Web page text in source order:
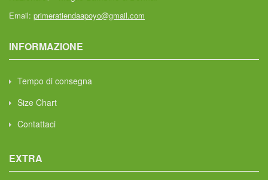
Email: primeratiendaapoyo@gmail.com
INFORMAZIONE
Tempo di consegna
Size Chart
Contattaci
EXTRA